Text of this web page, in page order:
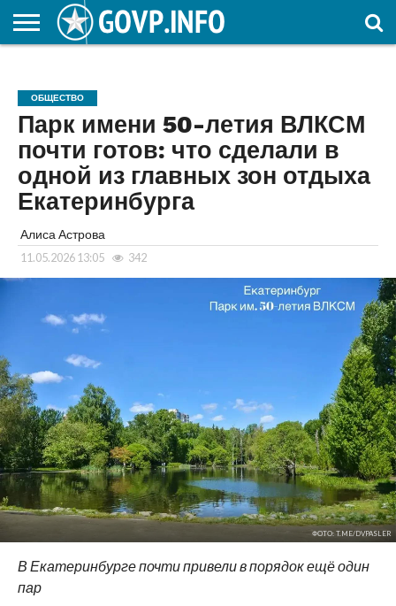
ОБРАЗОВАНИЕ
ОБЩЕСТВО
Парк имени 50-летия ВЛКСМ
почти готов: что сделали в
одной из главных зон отдыха
Екатеринбурга
Алиса Астрова
11.05.2026 13:05 342
ФОТО: T.ME/DVPASLER
В Екатеринбурге почти привели впорядок ещё один
пар